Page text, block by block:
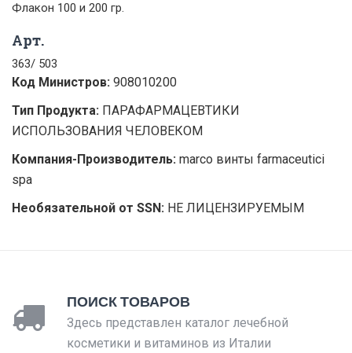
Флакон 100 и 200 гр.
Арт.
363/ 503
Код Министров: 908010200
Тип Продукта: ПАРАФАРМАЦЕВТИКИ
ИСПОЛЬЗОВАНИЯ ЧЕЛОВЕКОМ
Компания-Производитель: marco винты farmaceutici
spa
Необязательной от SSN: НЕ ЛИЦЕНЗИРУЕМЫМ
ПОИСК ТОВАРОВ
Здесь представлен каталог лечебной
косметики и витаминов из Италии